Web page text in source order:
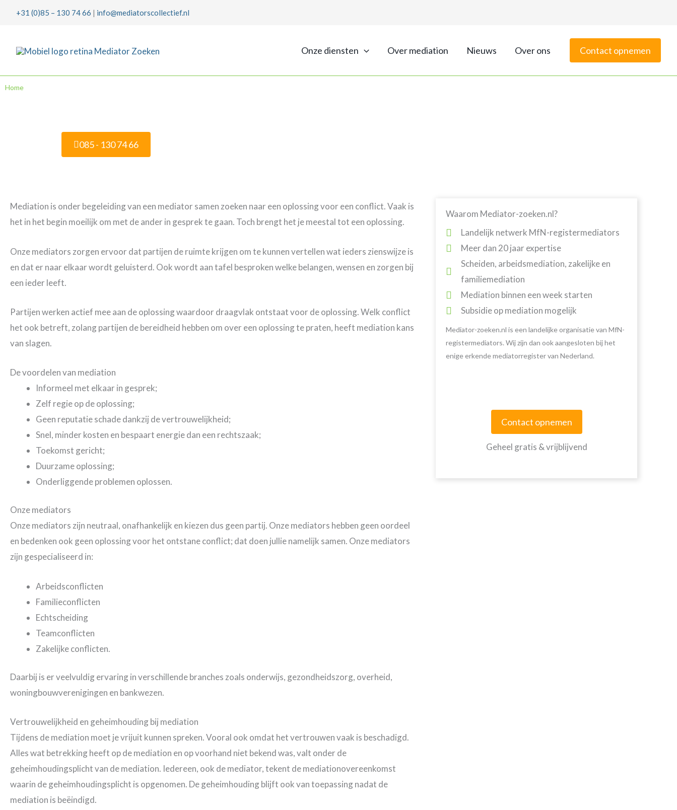
inhoud
+31 (0)85 – 130 74 66 | info@mediatorscollectief.nl
Onze diensten Over mediation Nieuws Over ons Contact opnemen
Home
085 - 130 74 66
Mediation is onder begeleiding van een mediator samen zoeken naar een oplossing voor een conflict. Vaak is
het in het begin moeilijk om met de ander in gesprek te gaan. Toch brengt het je meestal tot een oplossing.
Onze mediators zorgen ervoor dat partijen de ruimte krijgen om te kunnen vertellen wat ieders zienswijze is
en dat er naar elkaar wordt geluisterd. Ook wordt aan tafel besproken welke belangen, wensen en zorgen bij
een ieder leeft.
Partijen werken actief mee aan de oplossing waardoor draagvlak ontstaat voor de oplossing. Welk conflict
het ook betreft, zolang partijen de bereidheid hebben om over een oplossing te praten, heeft mediation kans
van slagen.
De voordelen van mediation
Informeel met elkaar in gesprek;
Zelf regie op de oplossing;
Geen reputatie schade dankzij de vertrouwelijkheid;
Snel, minder kosten en bespaart energie dan een rechtszaak;
Toekomst gericht;
Duurzame oplossing;
Onderliggende problemen oplossen.
Onze mediators
Onze mediators zijn neutraal, onafhankelijk en kiezen dus geen partij. Onze mediators hebben geen oordeel
en bedenken ook geen oplossing voor het ontstane conflict; dat doen jullie namelijk samen. Onze mediators
zijn gespecialiseerd in:
Arbeidsconflicten
Familieconflicten
Echtscheiding
Teamconflicten
Zakelijke conflicten.
Daarbij is er veelvuldig ervaring in verschillende branches zoals onderwijs, gezondheidszorg, overheid,
woningbouwverenigingen en bankwezen.
Vertrouwelijkheid en geheimhouding bij mediation
Tijdens de mediation moet je vrijuit kunnen spreken. Vooral ook omdat het vertrouwen vaak is beschadigd.
Alles wat betrekking heeft op de mediation en op voorhand niet bekend was, valt onder de
geheimhoudingsplicht van de mediation. Iedereen, ook de mediator, tekent de mediationovereenkomst
waarin de geheimhoudingsplicht is opgenomen. De geheimhouding blijft ook van toepassing nadat de
mediation is beëindigd.
Waarom Mediator-zoeken.nl?
Landelijk netwerk MfN-registermediators
Meer dan 20 jaar expertise
Scheiden, arbeidsmediation, zakelijke en
familiemediation
Mediation binnen een week starten
Subsidie op mediation mogelijk
Mediator-zoeken.nl is een landelijke organisatie van MfN-
registermediators. Wij zijn dan ook aangesloten bij het
enige erkende mediatorregister van Nederland.
Contact opnemen
Geheel gratis & vrijblijvend